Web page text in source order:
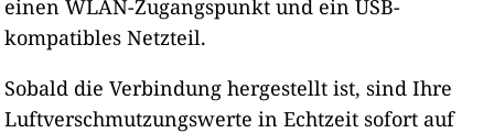
einen WLAN-Zugangspunkt und ein USB-
kompatibles Netzteil.
Sobald die Verbindung hergestellt ist, sind Ihre
Luftverschmutzungswerte in Echtzeit sofort auf